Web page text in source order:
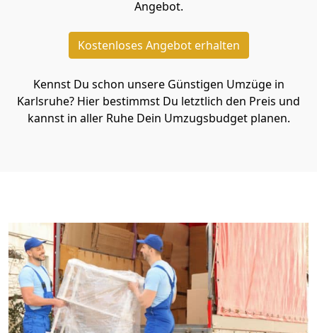
Angebot.
Kostenloses Angebot erhalten
Kennst Du schon unsere Günstigen Umzüge in
Karlsruhe? Hier bestimmst Du letztlich den Preis und
kannst in aller Ruhe Dein Umzugsbudget planen.